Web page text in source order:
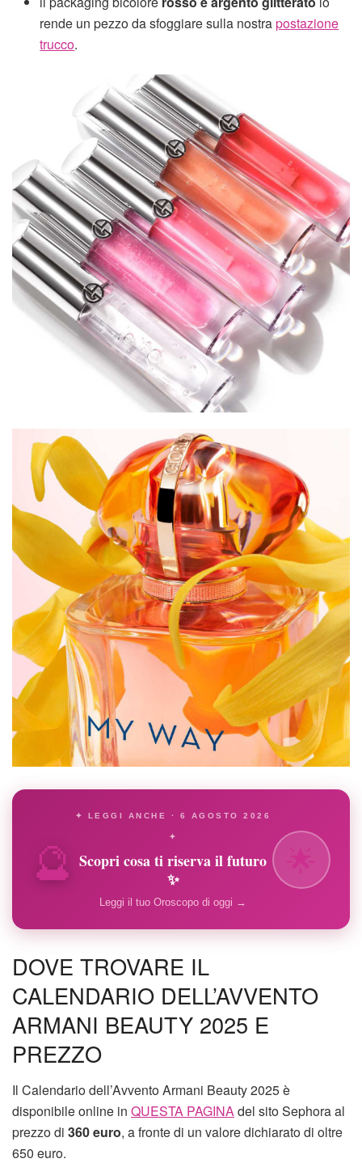
rende un pezzo da sfoggiare sulla nostrapostazione
trucco.
🔮
✦ LEGGI ANCHE · 6 AGOSTO 2026
✦
Scopri cosa ti riserva il futuro
✨
Leggi il tuo Oroscopo di oggi →
DOVE TROVARE IL
CALENDARIO DELL’AVVENTO
ARMANI BEAUTY 2025 E
PREZZO
Il Calendario dell’Avvento Armani Beauty 2025 è
disponibile online in QUESTA PAGINAdel sito Sephora al
prezzo di 360 euro, a fronte di un valore dichiarato di oltre
650 euro.